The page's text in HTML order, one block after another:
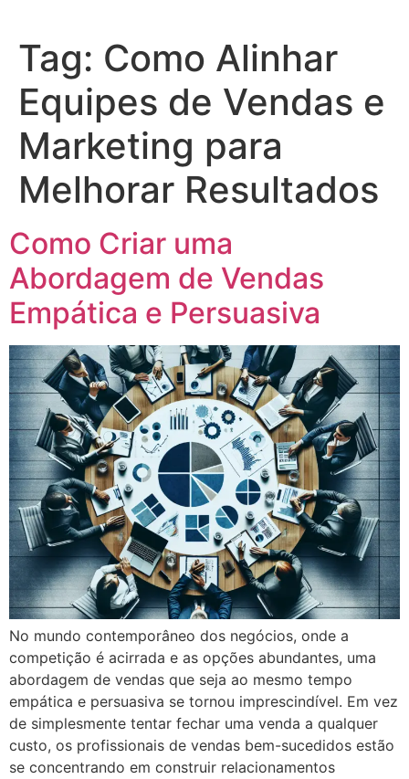
Tag: Como Alinhar
Equipes de Vendas e
Marketing para
Melhorar Resultados
Como Criar uma
Abordagem de Vendas
Empática e Persuasiva
No mundo contemporâneo dos negócios, onde a
competição é acirrada e as opções abundantes, uma
abordagem de vendas que seja ao mesmo tempo
empática e persuasiva se tornou imprescindível. Em vez
de simplesmente tentar fechar uma venda a qualquer
custo, os profissionais de vendas bem-sucedidos estão
se concentrando em construir relacionamentos